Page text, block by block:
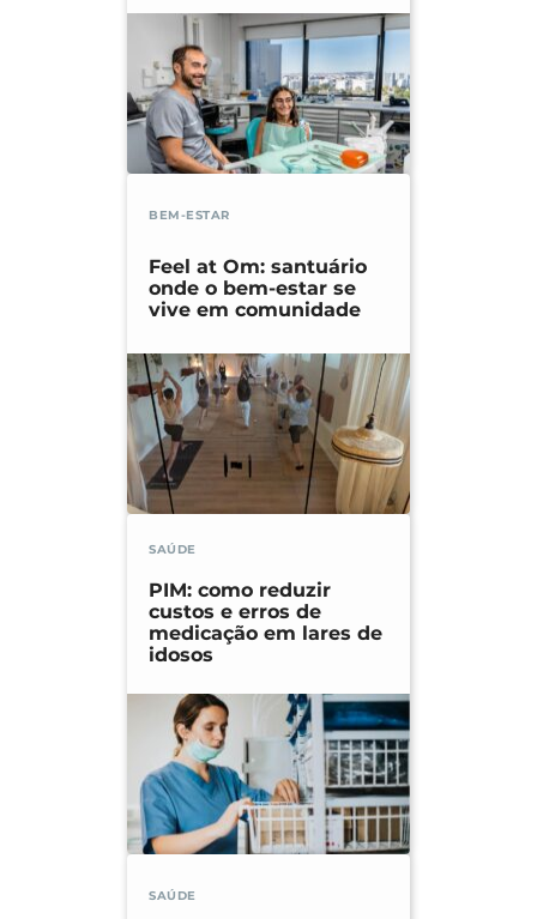
BEM-ESTAR
Feel at Om: santuário
onde o bem-estar se
vive em comunidade
SAÚDE
PIM: como reduzir
custos e erros de
medicação em lares de
idosos
SAÚDE